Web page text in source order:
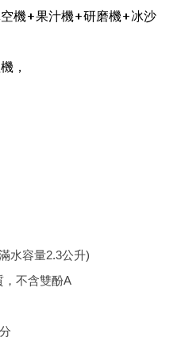
機+果汁機+研磨機+冰沙
，
水容量2.3公升)
，不含雙酚A